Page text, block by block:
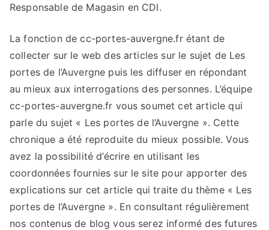
Responsable de Magasin en CDI.
La fonction de cc-portes-auvergne.fr étant de
collecter sur le web des articles sur le sujet de Les
portes de l’Auvergne puis les diffuser en répondant
au mieux aux interrogations des personnes. L’équipe
cc-portes-auvergne.fr vous soumet cet article qui
parle du sujet « Les portes de l’Auvergne ». Cette
chronique a été reproduite du mieux possible. Vous
avez la possibilité d’écrire en utilisant les
coordonnées fournies sur le site pour apporter des
explications sur cet article qui traite du thème « Les
portes de l’Auvergne ». En consultant régulièrement
nos contenus de blog vous serez informé des futures